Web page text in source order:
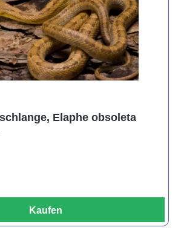
Elaphe obsoleta
Kaufen